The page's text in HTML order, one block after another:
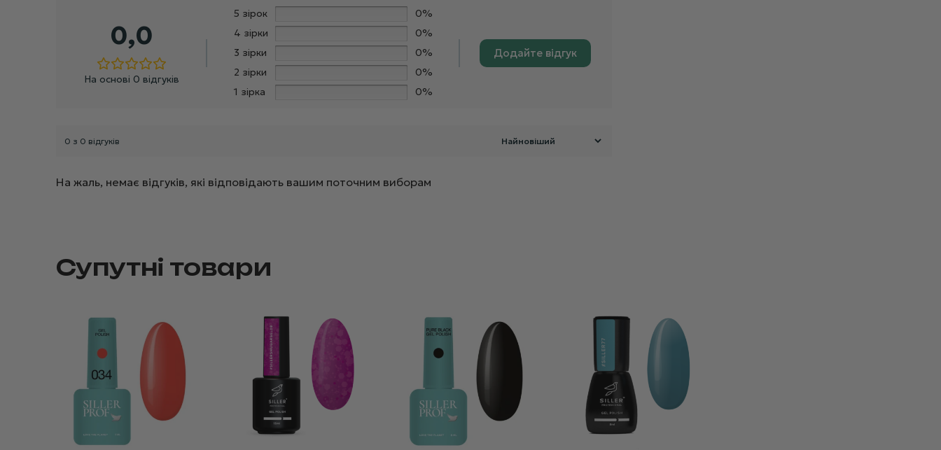
0,0
На основі 0 відгуків
5 зірок
0%
4 зірки
0%
3 зірки
0%
2 зірки
0%
1 зірка
0%
Додайте відгук
0 з 0 відгуків
На жаль, немає відгуків, які відповідають вашим поточним виборам
Супутні товари